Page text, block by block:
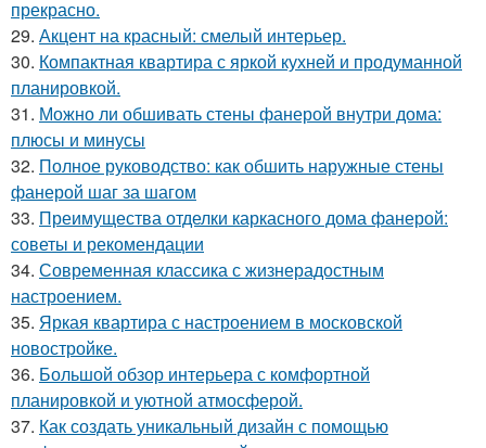
прекрасно.
29. Акцент на красный: смелый интерьер.
30. Компактная квартира с яркой кухней и продуманной
планировкой.
31. Можно ли обшивать стены фанерой внутри дома:
плюсы и минусы
32. Полное руководство: как обшить наружные стены
фанерой шаг за шагом
33. Преимущества отделки каркасного дома фанерой:
советы и рекомендации
34. Современная классика с жизнерадостным
настроением.
35. Яркая квартира с настроением в московской
новостройке.
36. Большой обзор интерьера с комфортной
планировкой и уютной атмосферой.
37. Как создать уникальный дизайн с помощью